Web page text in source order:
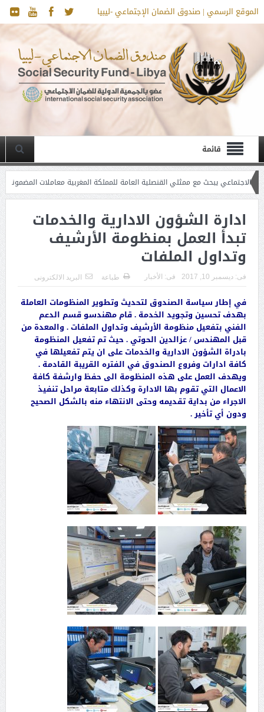
الموقع الرسمي | صندوق الضمان الإجتماعي -ليبيا
قائمة
يبحث مع ممثلي القنصلية العامة للمملكة المغربية معاملات المضمونين المغاربة
شهر رمضان المبارك
ادارة الشؤون الادارية والخدمات
تبدأ العمل بمنظومة الأرشيف
وتداول الملفات
فى: ديسمبر 10, 2017 فى: الأخبار طباعة البريد الالكترونى
في إطار سياسة الصندوق لتحديث وتطوير المنظومات العاملة
بهدف تحسين وتجويد الخدمة . قام مهندسو قسم الدعم
الفني بتفعيل منظومة الأرشيف وتداول الملفات . والمعدة من
قبل المهندس / عزالدين الحوتي . حيث تم تفعيل المنظومة
بادراة الشؤون الادارية والخدمات على ان يتم تفعيلها في
كافة ادارات وفروع الصندوق في الفتره القريبة القادمة .
ويهدف العمل على هذه المنظومة الى حفظ وارشفة كافة
الاعمال التي تقوم بها الادارة وكذلك متابعة مراحل تنفيذ
الاجراء من بداية تقديمه وحتى الانتهاء منه بالشكل الصحيح
ودون أي تأخير .